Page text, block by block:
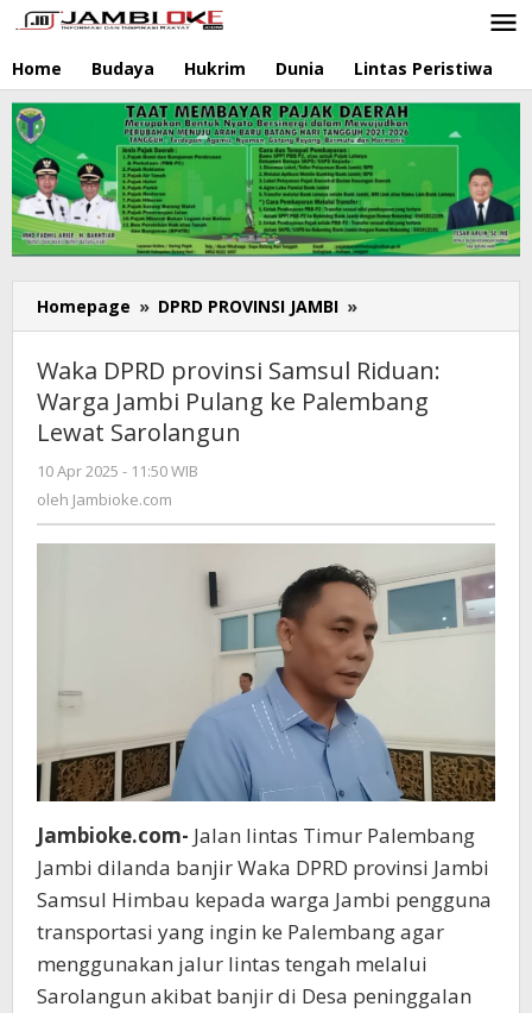
Lewati
ke
konten
Home Budaya Hukrim Dunia Lintas Peristiwa
Homepage » DPRD PROVINSI JAMBI »
DPRD
provinsi
Samsul
Riduan:
Palembang
Sarolangun
Waka DPRD provinsi Samsul Riduan:
Warga Jambi Pulang ke Palembang
Lewat Sarolangun
10 Apr 2025 - 11:50 WIB
oleh Jambioke.com
Jambioke.com- Jalan lintas Timur Palembang
Jambi dilanda banjir Waka DPRD provinsi Jambi
Samsul Himbau kepada warga Jambi pengguna
transportasi yang ingin ke Palembang agar
menggunakan jalur lintas tengah melalui
Sarolangun akibat banjir di Desa peninggalan